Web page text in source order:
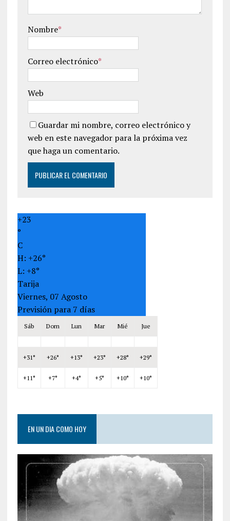
Nombre*
Correo electrónico*
Web
Guardar mi nombre, correo electrónico y
web en este navegador para la próxima vez
que haga un comentario.
+23
°
C
H: +26°
L: +8°
Tarija
Viernes, 07 Agosto
Previsión para 7 días
Sáb Dom Lun Mar Mié Jue
+31° +26° +13° +23° +28° +29°
+11° +7° +4° +5° +10° +10°
EN UN DIA COMO HOY